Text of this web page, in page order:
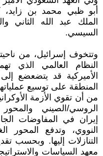
أبو ظبي محمد بن زايد،
الملك عبد الله الثاني
السيسي.
وتتخوف إسرائيل، من
النظام العالمي الذي
الأميركية قد يتضعضع
المنطقة على توسيع
من أن تقوي الأزمة
الروسي/الصيني والمحور
إيران في المفاوضات
النووي، وتدفع المحور
التنازلات إليها. وبحسب
معهد السياسات